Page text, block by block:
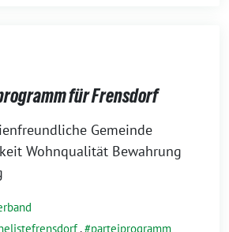
für Frensdorf
Gemeinde
Wohnqualität Bewahrung
, parteiprogramm